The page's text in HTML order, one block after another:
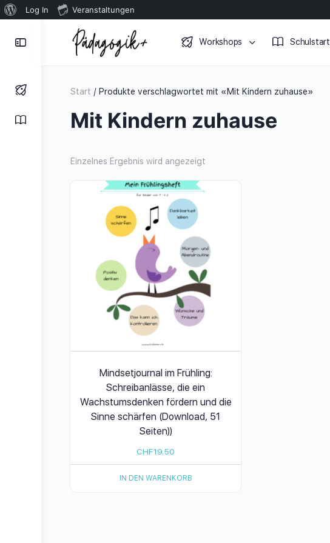
Über
Log In Veranstaltungen
Workshops Schulstart
Start / Produkte verschlagwortet mit «Mit Kindern zuhause»
Mit Kindern zuhause
Einzelnes Ergebnis wird angezeigt
Mindsetjournal im Frühling:
Schreibanlässe, die ein
Wachstumsdenken fördern und die
Sinne schärfen (Download, 51
Seiten))
CHF19.50
IN DEN WARENKORB